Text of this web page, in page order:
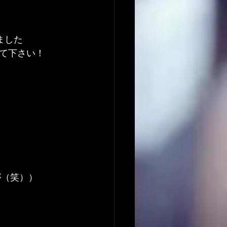
した
下さい！
笑））